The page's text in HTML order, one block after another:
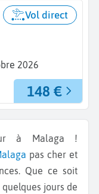
2026
Vol direct
148 €
pas cher et
Que ce soit
jours de